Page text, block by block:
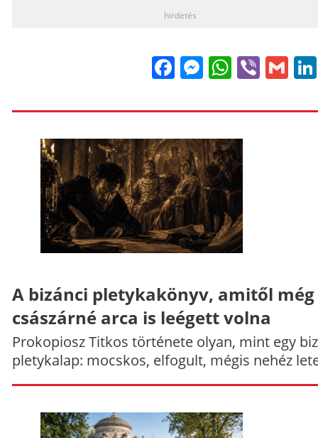
hirdetés
FacebookViber
A bizánci pletykakönyv, amitől még
császárné arca is leégett volna
Prokopiosz Titkos története olyan, mint egy
pletykalap: mocskos, elfogult, mégis nehéz